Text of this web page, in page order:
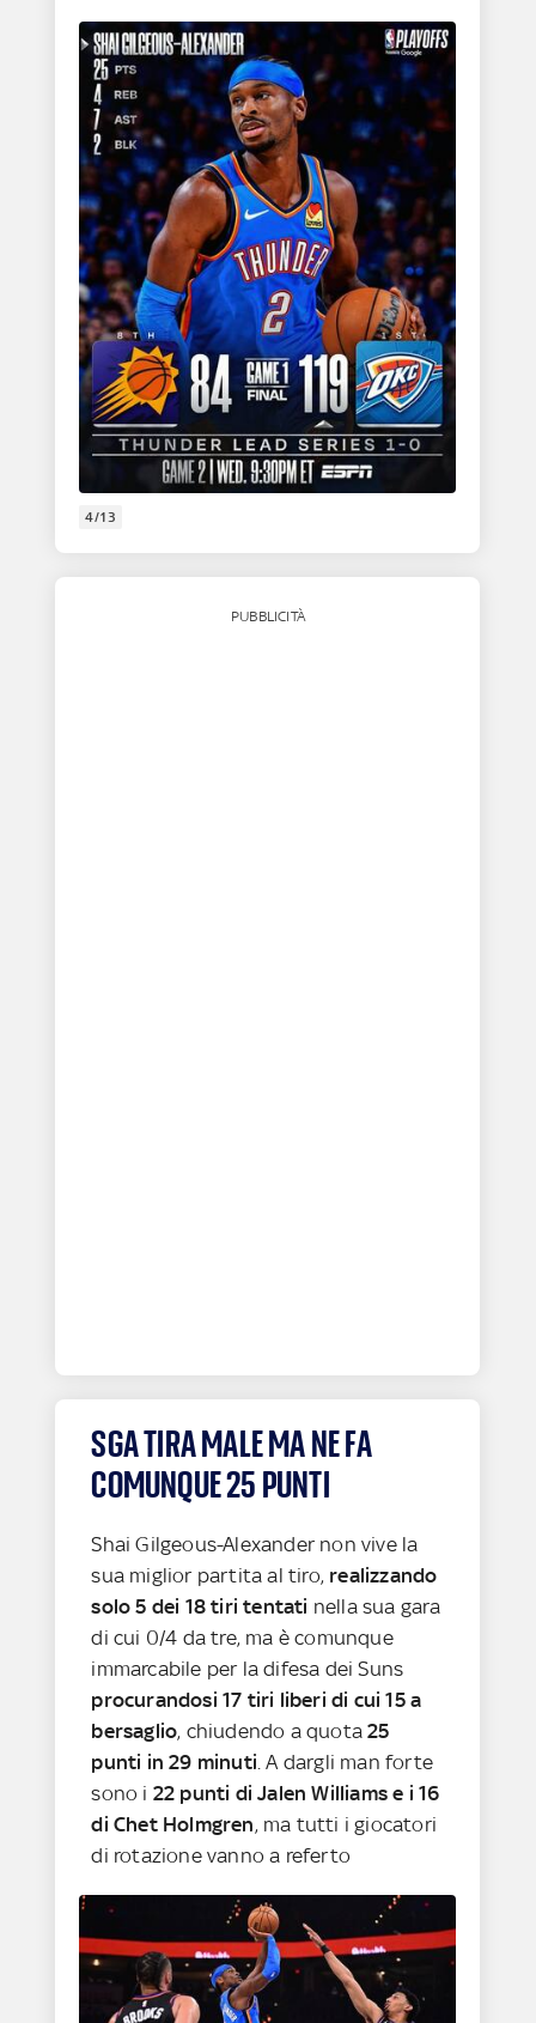
4/13
PUBBLICITÀ
SGA TIRA MALE MA NE FA
COMUNQUE 25 PUNTI
Shai Gilgeous-Alexander non vive la
sua miglior partita al tiro, realizzando
solo 5 dei 18 tiri tentati nella sua gara
di cui 0/4 da tre, ma è comunque
immarcabile per la difesa dei Suns
procurandosi 17 tiri liberi di cui 15 a
bersaglio, chiudendo a quota25
punti in 29 minuti . A dargli man forte
sono i 22 punti di Jalen Williams e i 16
di Chet Holmgren, ma tutti i giocatori
di rotazione vanno a referto